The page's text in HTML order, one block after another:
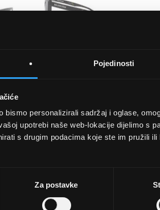
Pojedinosti
bismo personalizirali sadržaj i oglase,
upotrebi naše web-lokacije dijelimo s
s drugim podacima koje ste im pružili
Za postavke
selection
UVJETI
Opći uvjeti
Napredno
Narudžbe i